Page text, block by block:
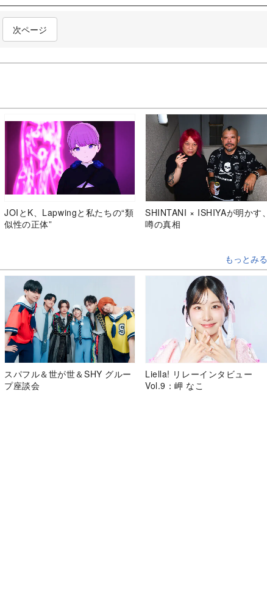
次ページ
JOIとK、Lapwingと私たちの“類
似性の正体”
SHINTANI × ISHIYAが明かす、
噂の真相
もっとみる
スパフル＆世が世＆SHY グルー
プ座談会
Liella! リレーインタビュー
Vol.9：岬 なこ